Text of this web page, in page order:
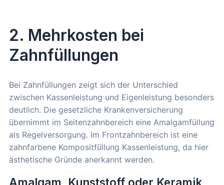
2. Mehrkosten bei
Zahnfüllungen
Bei Zahnfüllungen zeigt sich der Unterschied
zwischen Kassenleistung und Eigenleistung besonders
deutlich. Die gesetzliche Krankenversicherung
übernimmt im Seitenzahnbereich eine Amalgamfüllung
als Regelversorgung. Im Frontzahnbereich ist eine
zahnfarbene Kompositfüllung Kassenleistung, da hier
ästhetische Gründe anerkannt werden.